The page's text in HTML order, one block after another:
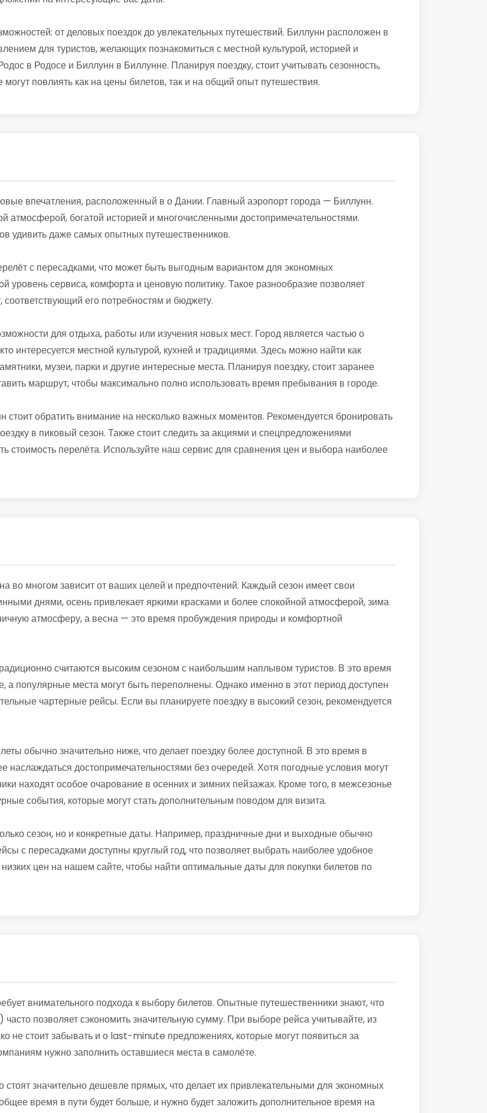
от деловых поездок до увлекательных путешествий. Биллунн расположен в
для туристов, желающих познакомиться с местной культурой, историей и
в Родосе и Биллунн в Биллунне. Планируя поездку, стоит учитывать сезонность,
повлиять как на цены билетов, так и на общий опыт путешествия.
впечатления, расположенный в о Дании. Главный аэропорт города — Биллунн.
атмосферой, богатой историей и многочисленными достопримечательностями.
удивить даже самых опытных путешественников.
с пересадками, что может быть выгодным вариантом для экономных
уровень сервиса, комфорта и ценовую политику. Такое разнообразие позволяет
его потребностям и бюджету.
для отдыха, работы или изучения новых мест. Город является частью о
интересуется местной культурой, кухней и традициями. Здесь можно найти как
музеи, парки и другие интересные места. Планируя поездку, стоит заранее
маршрут, чтобы максимально полно использовать время пребывания в городе.
обратить внимание на несколько важных моментов. Рекомендуется бронировать
в пиковый сезон. Также стоит следить за акциями и спецпредложениями
стоимость перелёта. Используйте наш сервис для сравнения цен и выбора наиболее
многом зависит от ваших целей и предпочтений. Каждый сезон имеет свои
днями, осень привлекает яркими красками и более спокойной атмосферой, зима
атмосферу, а весна — это время пробуждения природы и комфортной
считаются высоким сезоном с наибольшим наплывом туристов. В это время
популярные места могут быть переполнены. Однако именно в этот период доступен
чартерные рейсы. Если вы планируете поездку в высокий сезон, рекомендуется
обычно значительно ниже, что делает поездку более доступной. В это время в
наслаждаться достопримечательностями без очередей. Хотя погодные условия могут
находят особое очарование в осенних и зимних пейзажах. Кроме того, в межсезонье
события, которые могут стать дополнительным поводом для визита.
сезон, но и конкретные даты. Например, праздничные дни и выходные обычно
с пересадками доступны круглый год, что позволяет выбрать наиболее удобное
цен на нашем сайте, чтобы найти оптимальные даты для покупки билетов по
внимательного подхода к выбору билетов. Опытные путешественники знают, что
позволяет сэкономить значительную сумму. При выборе рейса учитывайте, из
не стоит забывать и о last-minute предложениях, которые могут появиться за
нужно заполнить оставшиеся места в самолёте.
значительно дешевле прямых, что делает их привлекательными для экономных
время в пути будет больше, и нужно будет заложить дополнительное время на